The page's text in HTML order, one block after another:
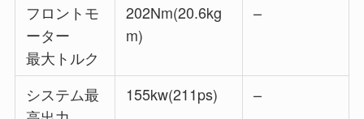
フロントモ
ーター
最大トルク
202Nm(20.6kg
m)
–
システム最
155kw(211ps) –